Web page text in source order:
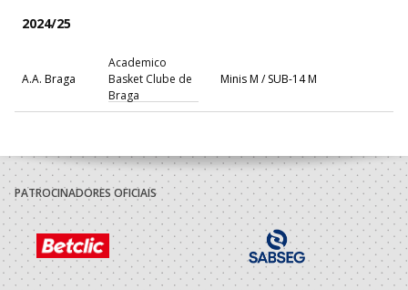
2024/25
A.A. Braga
Academico
Basket Clube de
Braga
Minis M / SUB-14 M
PATROCINADORES OFICIAIS